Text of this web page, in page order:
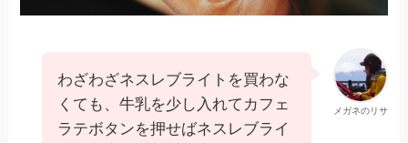
メガネのリサ
わざわざネスレブライトを買わな
くても、牛乳を少し入れてカフェ
ラテボタンを押せばネスレブライ